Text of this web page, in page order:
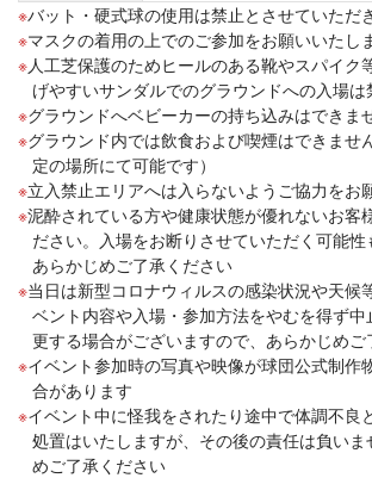
バット・硬式球の使用は禁止とさせていただ
マスクの着用の上でのご参加をお願いいたし
人工芝保護のためヒールのある靴やスパイク
げやすいサンダルでのグラウンドへの入場は
グラウンドへベビーカーの持ち込みはできま
グラウンド内では飲食および喫煙はできませ
定の場所にて可能です）
立入禁止エリアへは入らないようご協力をお
泥酔されている方や健康状態が優れないお客
ださい。入場をお断りさせていただく可能性
あらかじめご了承ください
当日は新型コロナウィルスの感染状況や天候
ベント内容や入場・参加方法をやむを得ず
更する場合がございますので、あらかじめ
イベント参加時の写真や映像が球団公式制作
合があります
イベント中に怪我をされたり途中で体調不良
処置はいたしますが、その後の責任は負いま
めご了承ください